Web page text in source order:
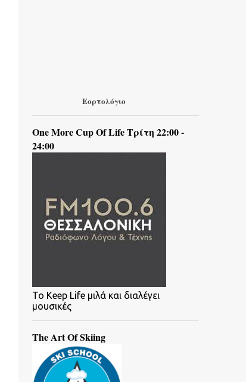
Εορτολόγιο
One More Cup Of Life Τρίτη 22:00 -
24:00
To Keep Life μιλά και διαλέγει
μουσικές
The Art Of Skiing